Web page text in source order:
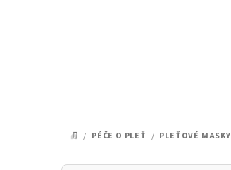
DOMŮ
/ PÉČE O PLEŤ / PLEŤOVÉ MASKY